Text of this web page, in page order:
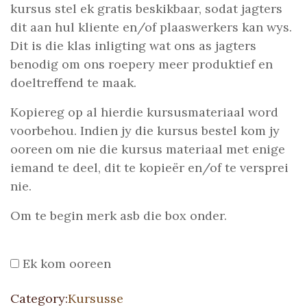
kursus stel ek gratis beskikbaar, sodat jagters
dit aan hul kliente en/of plaaswerkers kan wys.
Dit is die klas inligting wat ons as jagters
benodig om ons roepery meer produktief en
doeltreffend te maak.
Kopiereg op al hierdie kursusmateriaal word
voorbehou. Indien jy die kursus bestel kom jy
ooreen om nie die kursus materiaal met enige
iemand te deel, dit te kopieër en/of te versprei
nie.
Om te begin merk asb die box onder.
Ek kom ooreen
Category:Kursusse